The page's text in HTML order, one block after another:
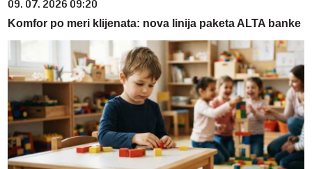
09. 07. 2026 09:20
Komfor po meri klijenata: nova linija paketa ALTA banke